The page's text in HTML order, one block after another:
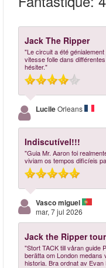
Jack The Ripper
"Le circuit a été
vitesse folle dans
hésiter."
LucileOrleans
Indiscutível!!!
"Guia Mr. Aaron foi
viviam os tempos dificíeis
Vasco miguel
mar, 7 jul 2026
Jack the Ripper
"Stort TACK till våran guide
berätta om London
historia. Bra ordnat av